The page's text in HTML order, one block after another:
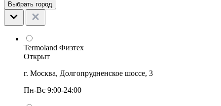
Выбрать город
Termoland Физтех
Открыт
г. Москва, Долгопрудненское шоссе, 3
Пн-Вс 9:00-24:00